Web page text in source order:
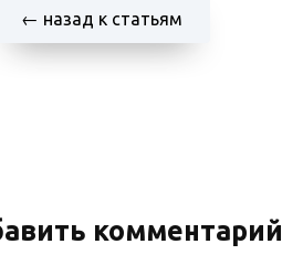
← назад к статьям
комментарий